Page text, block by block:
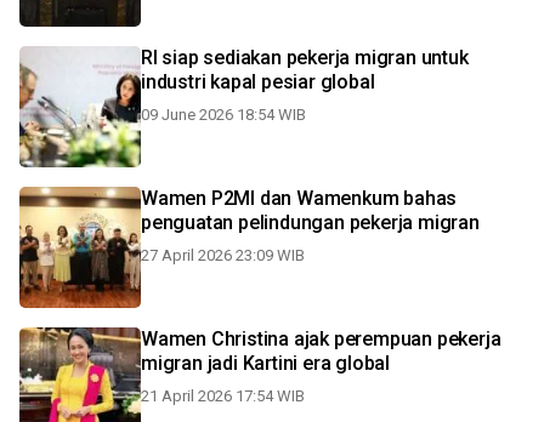
RI siap sediakan pekerja migran untuk
industri kapal pesiar global
09 June 2026 18:54 WIB
Wamen P2MI dan Wamenkum bahas
penguatan pelindungan pekerja migran
27 April 2026 23:09 WIB
Wamen Christina ajak perempuan pekerja
migran jadi Kartini era global
21 April 2026 17:54 WIB